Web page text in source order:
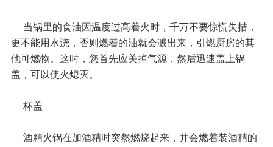
当锅里的食油因温度过高着火时，千万不要惊慌失措，
更不能用水浇，否则燃着的油就会溅出来，引燃厨房的其
他可燃物。这时，您首先应关掉气源，然后迅速盖上锅
盖，可以使火熄灭。
杯盖
酒精火锅在加酒精时突然燃烧起来，并会燃着装酒精的